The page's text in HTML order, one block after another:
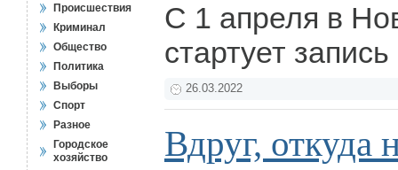
Происшествия
Криминал
Общество
Политика
Выборы
Спорт
Разное
Городское
хозяйство
С 1 апреля в
стартует
26.03.2022
Вдруг, откуда